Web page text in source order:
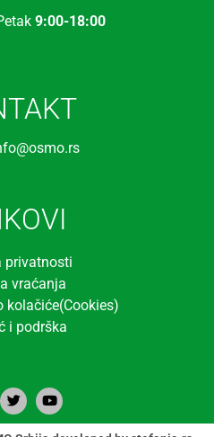
9:00-18:00
privatnosti
vraćanja
kolačiće(Cookies)
i podrška